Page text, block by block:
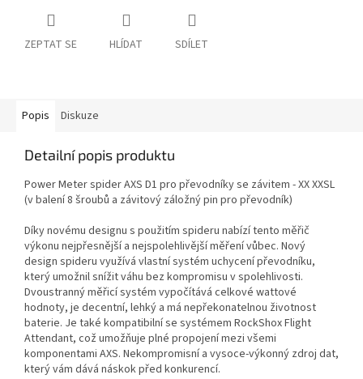
ZEPTAT SE HLÍDAT SDÍLET
Popis Diskuze
Detailní popis produktu
Power Meter spider AXS D1 pro převodníky se závitem - XX XXSL
(v balení 8 šroubů a závitový záložný pin pro převodník)
Díky novému designu s použitím spideru nabízí tento měřič
výkonu nejpřesnější a nejspolehlivější měření vůbec. Nový
design spideru využívá vlastní systém uchycení převodníku,
který umožnil snížit váhu bez kompromisu v spolehlivosti.
Dvoustranný měřicí systém vypočítává celkové wattové
hodnoty, je decentní, lehký a má nepřekonatelnou životnost
baterie. Je také kompatibilní se systémem RockShox Flight
Attendant, což umožňuje plné propojení mezi všemi
komponentami AXS. Nekompromisní a vysoce-výkonný zdroj dat,
který vám dává náskok před konkurencí.